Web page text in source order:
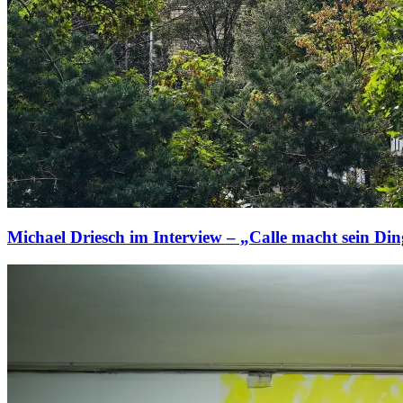
Michael Driesch im Interview – „Calle macht sein